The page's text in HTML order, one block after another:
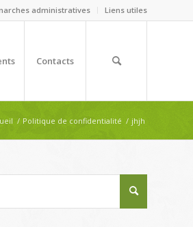
administratives Liens utiles
Contacts
/ Politique de confidentialité / jhjh